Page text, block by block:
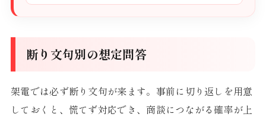
断り文句別の想定問答
架電では必ず断り文句が来ます。事前に切り返しを用意
しておくと、慌てず対応でき、商談につながる確率が上